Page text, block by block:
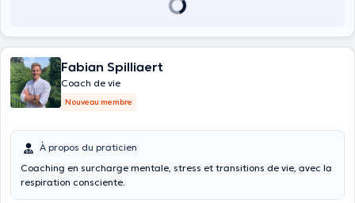
Fabian Spilliaert
Coach de vie
Nouveau membre
À propos du praticien
Coaching en surcharge mentale, stress et transitions de vie, avec la
respiration consciente.